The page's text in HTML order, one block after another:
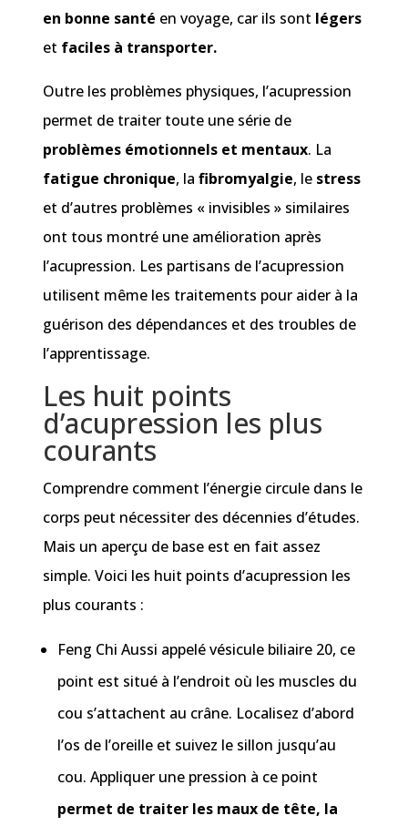
en bonne santé en voyage, car ils sont légers
et faciles à transporter.
Outre les problèmes physiques, l’acupression
permet de traiter toute une série de
problèmes émotionnels et mentaux. La
fatigue chronique, la fibromyalgie, le stress
et d’autres problèmes « invisibles » similaires
ont tous montré une amélioration après
l’acupression. Les partisans de l’acupression
utilisent même les traitements pour aider à la
guérison des dépendances et des troubles de
l’apprentissage.
Les huit points
d’acupression les plus
courants
Comprendre comment l’énergie circule dans le
corps peut nécessiter des décennies d’études.
Mais un aperçu de base est en fait assez
simple. Voici les huit points d’acupression les
plus courants :
Feng Chi Aussi appelé vésicule biliaire 20, ce
point est situé à l’endroit où les muscles du
cou s’attachent au crâne. Localisez d’abord
l’os de l’oreille et suivez le sillon jusqu’au
cou. Appliquer une pression à ce point
permet de traiter les maux de tête, la